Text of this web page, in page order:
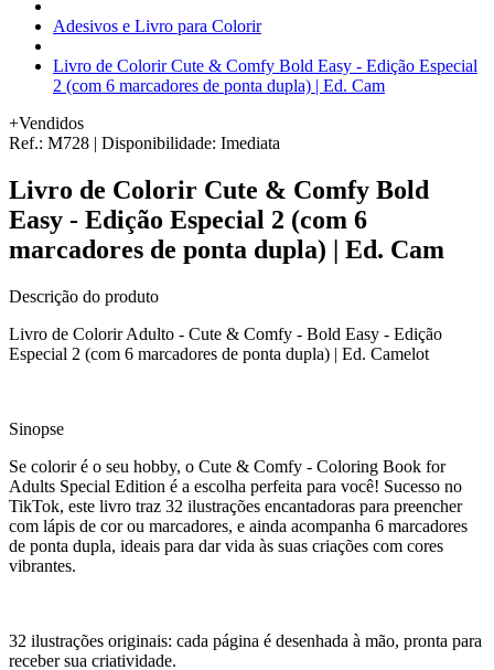
Adesivos e Livro para Colorir
Livro de Colorir Cute & Comfy Bold Easy - Edição Especial
2 (com 6 marcadores de ponta dupla) | Ed. Cam
+Vendidos
Ref.: M728 | Disponibilidade: Imediata
Livro de Colorir Cute & Comfy Bold
Easy - Edição Especial 2 (com 6
marcadores de ponta dupla) | Ed. Cam
Descrição do produto
Livro de Colorir Adulto - Cute & Comfy - Bold Easy - Edição
Especial 2 (com 6 marcadores de ponta dupla) | Ed. Camelot
Sinopse
Se colorir é o seu hobby, o Cute & Comfy - Coloring Book for
Adults Special Edition é a escolha perfeita para você! Sucesso no
TikTok, este livro traz 32 ilustrações encantadoras para preencher
com lápis de cor ou marcadores, e ainda acompanha 6 marcadores
de ponta dupla, ideais para dar vida às suas criações com cores
vibrantes.
32 ilustrações originais: cada página é desenhada à mão, pronta para
receber sua criatividade.